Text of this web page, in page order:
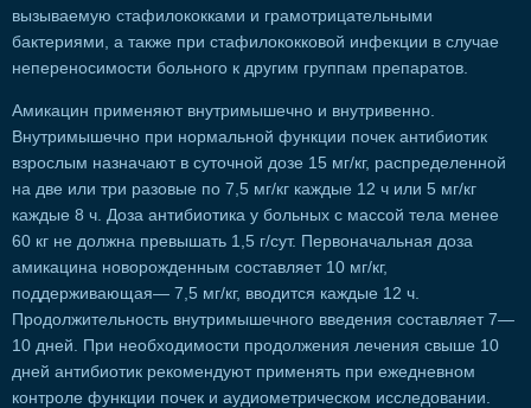
вызываемую стафилококками и грамотрицательными
бактериями, а также при стафилококковой инфекции в случае
непереносимости больного к другим группам препаратов.
Амикацин применяют внутримышечно и внутривенно.
Внутримышечно при нормальной функции почек антибиотик
взрослым назначают в суточной дозе 15 мг/кг, распределенной
на две или три разовые по 7,5 мг/кг каждые 12 ч или 5 мг/кг
каждые 8 ч. Доза антибиотика у больных с массой тела менее
60 кг не должна превышать 1,5 г/сут. Первоначальная доза
амикацина новорожденным составляет 10 мг/кг,
поддерживающая— 7,5 мг/кг, вводится каждые 12 ч.
Продолжительность внутримышечного введения составляет 7—
10 дней. При необходимости продолжения лечения свыше 10
дней антибиотик рекомендуют применять при ежедневном
контроле функции почек и аудиометрическом исследовании.